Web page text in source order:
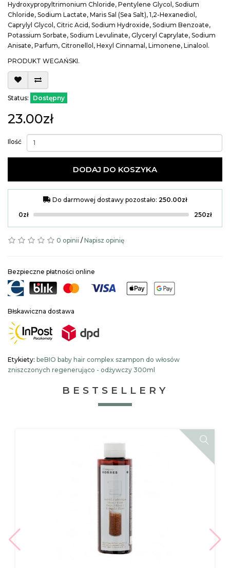
Hydroxypropyltrimonium Chloride, Pentylene Glycol, Sodium
Chloride, Sodium Lactate, Maris Sal (Sea Salt), 1,2-Hexanediol,
Caprylyl Glycol, Citric Acid, Sodium Hydroxide, Sodium Benzoate,
Potassium Sorbate, Sodium Levulinate, Glyceryl Caprylate, Sodium
Anisate, Parfum, Citronellol, Hexyl Cinnamal, Limonene, Linalool.
PRODUKT WEGAŃSKI.
Status: Dostępny
23.00zł
Ilość
DODAJ DO KOSZYKA
Do darmowej dostawy pozostało: 250.00zł
0zł
250zł
0 opinii /Napisz opinię
Bezpieczne płatności online
Błskawiczna dostawa
Etykiety: beBIO baby hair complex szampon do włosów
zniszczonych regenerująco - odżywczy 300ml
BESTSELLERY